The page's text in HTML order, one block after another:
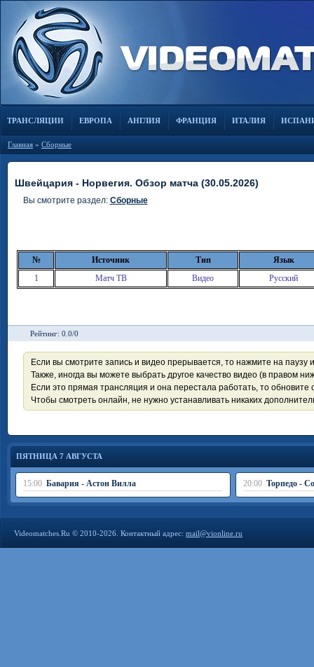
ТРАНСЛЯЦИИ ЕВРОПА АНГЛИЯ ФРАНЦИЯ ИТАЛИЯ
Главная » Сборные
Швейцария - Норвегия. Обзор матча (30.05.2026)
Вы смотрите раздел: Сборные
№ Источник Тип
Язык
1
Матч ТВ Видео Русский
Рейтинг: 0.0/0
Если вы смотрите запись и видео прерывается, то нажмите на паузу
Также, иногда вы можете выбрать другое качество видео (в правом
Если это прямая трансляция и она перестала работать, то обновите
Чтобы смотреть онлайн, не нужно устанавливать никаких
ПЯТНИЦА 7 АВГУСТА
15:00 Бавария - Астон Вилла 20:00 Торпедо -
Videomatches.Ru © 2010-2026. Контактный адрес: mail@vionline.ru